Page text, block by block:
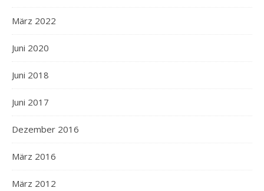
März 2022
Juni 2020
Juni 2018
Juni 2017
Dezember 2016
März 2016
März 2012